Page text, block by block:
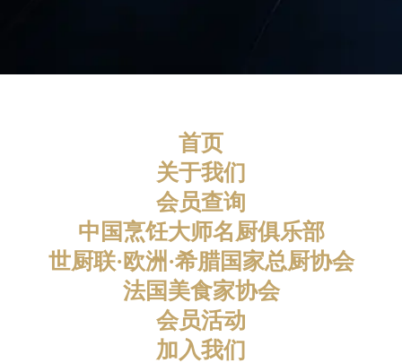
首页
关于我们
会员查询
中国烹饪大师名厨俱乐部
世厨联·欧洲·希腊国家总厨协会
法国美食家协会
会员活动
加入我们